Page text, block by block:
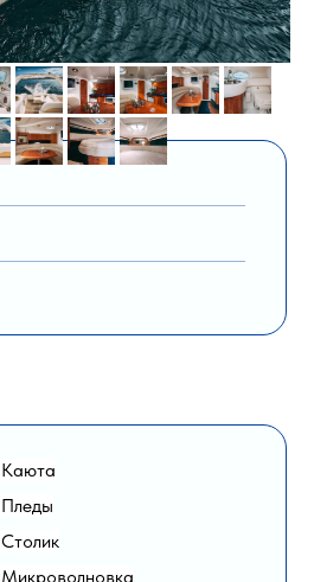
Микроволновка
Пледы
Столик
Каюта